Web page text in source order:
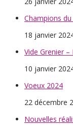
Champions
18 janvier
Vide Grenier
10 janvier
Voeux 2024
22 décembre
Nouvelles